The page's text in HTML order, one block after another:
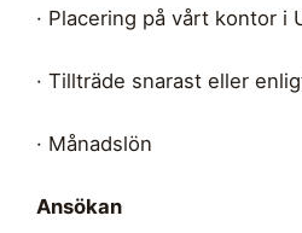
· Placering på vårt kontor i
· Tillträde snarast eller
· Månadslön
Ansökan